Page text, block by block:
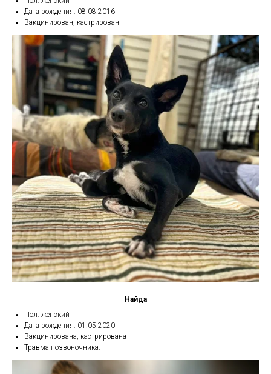
Дата рождения: 08.08.2016
Вакцинирован, кастрирован
Найда
Пол: женский
Дата рождения: 01.05.2020
Вакцинирована, кастрирована
Травма позвоночника.